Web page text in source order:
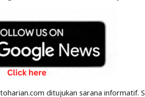
ditujukan sarana informatif.